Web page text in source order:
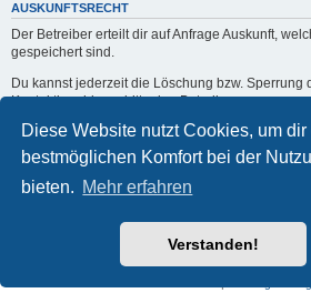
Diese Website nutzt Cookies, um dir
bestmöglichen Komfort bei der
bieten. Mehr erfahren
Verstanden!
AUSKUNFTSRECHT
Der Betreiber erteilt dir auf Anfrage Auskunft,
gespeichert sind.
Du kannst jederzeit die Löschung bzw. Sperrung
Kontaktiere hierzu bitte den Betreiber.
Zurück zur vorherigen Seite
Powered byphpBB® Forum Software ©